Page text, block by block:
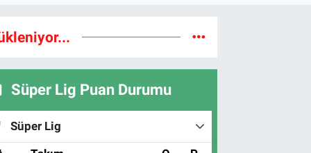
Süper Lig Puan Durumu
Süper Lig